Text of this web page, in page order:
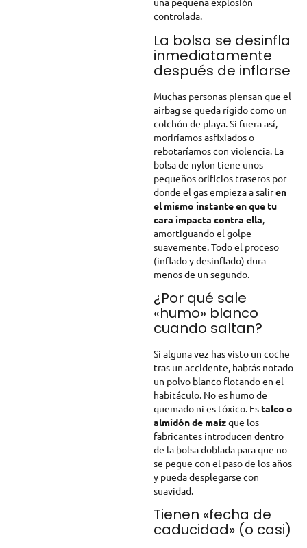
controlada.
La bolsa se desinfla
inmediatamente
después de inflarse
Muchas personas piensan que el
airbag se queda rígido como un
colchón de playa. Si fuera así,
moriríamos asfixiados o
rebotaríamos con violencia. La
bolsa de nylon tiene unos
pequeños orificios traseros por
donde el gas empieza a saliren
el mismo instante en que tu
cara impacta contra ella
amortiguando el golpe
suavemente. Todo el proceso
(inflado y desinflado) dura
menos de un segundo.
¿Por qué sale
«humo» blanco
cuando saltan?
Si alguna vez has visto un coche
tras un accidente, habrás notado
un polvo blanco flotando en el
habitáculo. No es humo de
quemado ni es tóxico. Es talco o
almidón de maízque los
fabricantes introducen dentro
de la bolsa doblada para que no
se pegue con el paso de los años
y pueda desplegarse con
suavidad.
Tienen «fecha de
caducidad» (o casi)